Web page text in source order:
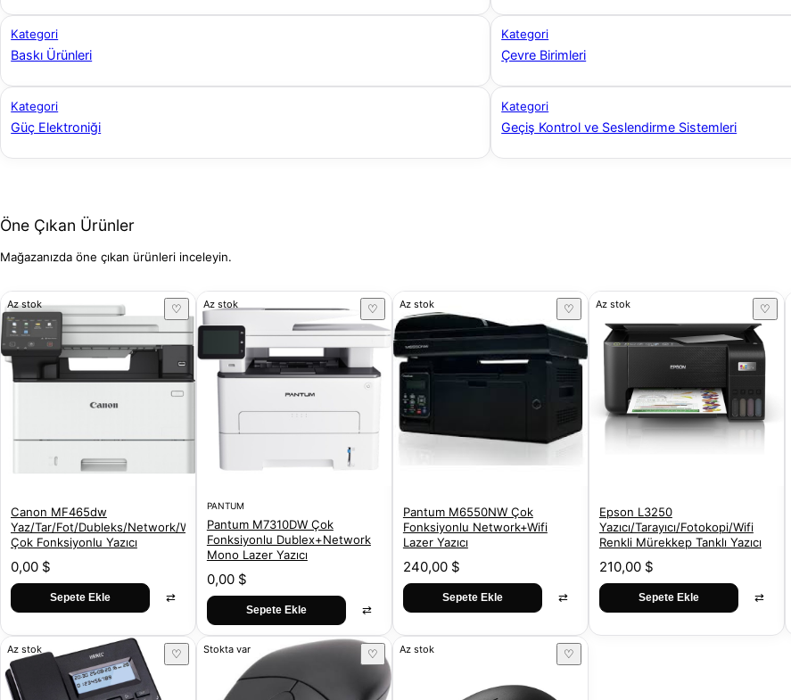
Kategori
Baskı Ürünleri
Kategori
Çevre Birimleri
Kategori
Güç Elektroniği
Kategori
Geçiş Kontrol ve Seslendirme Sistemleri
Öne Çıkan Ürünler
Mağazanızda öne çıkan ürünleri inceleyin.
Az stok ♡
Canon MF465dw
Yaz/Tar/Fot/Dubleks/Network/Wifi
Çok Fonksiyonlu Yazıcı
0,00 $
Sepete Ekle ⇄
Az stok ♡
PANTUM
Pantum M7310DW Çok
Fonksiyonlu Dublex+Network
Mono Lazer Yazıcı
0,00 $
Sepete Ekle ⇄
Az stok ♡
Pantum M6550NW Çok
Fonksiyonlu Network+Wifi
Lazer Yazıcı
240,00 $
Sepete Ekle ⇄
Az stok ♡
Epson L3250
Yazıcı/Tarayıcı/Fotokopi/Wifi
Renkli Mürekkep Tanklı Yazıcı
210,00 $
Sepete Ekle ⇄
Az stok ♡ Stokta var ♡ Az stok ♡